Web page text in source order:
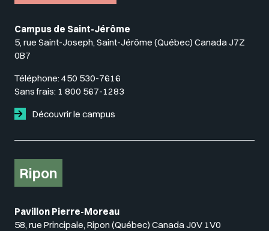
Campus de Saint-Jérôme
5, rue Saint-Joseph, Saint-Jérôme (Québec) Canada J7Z
0B7
Téléphone: 450 530-7616
Sans frais: 1 800 567-1283
Découvrir le campus
Ripon
Pavillon Pierre-Moreau
58, rue Principale, Ripon (Québec) Canada J0V 1V0